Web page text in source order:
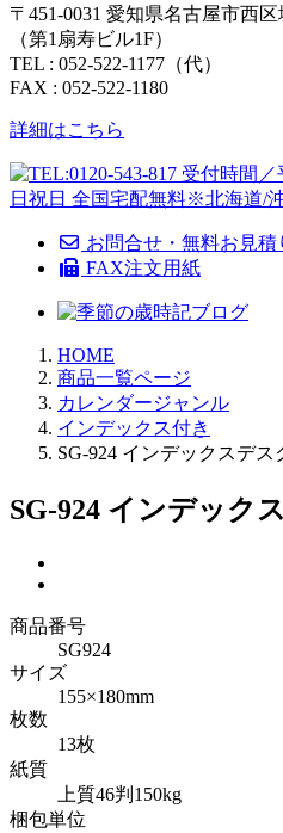
〒451-0031 愛知県名古屋市西
（第1扇寿ビル1F）
TEL : 052-522-1177（代）
FAX : 052-522-1180
詳細はこちら
お問合せ・無料お見積
FAX注文用紙
HOME
商品一覧ページ
カレンダージャンル
インデックス付き
SG-924 インデックスデス
SG-924 インデック
商品番号
SG924
サイズ
155×180mm
枚数
13枚
紙質
上質46判150kg
梱包単位